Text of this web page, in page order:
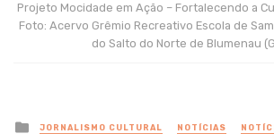
Projeto Mocidade em Ação – Fortalecendo a
Foto: Acervo Grêmio Recreativo Escola de
do Salto do Norte de Blumenau
Posted
JORNALISMO CULTURAL NOTÍCIAS